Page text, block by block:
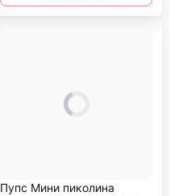
Пупс Мини пиколина